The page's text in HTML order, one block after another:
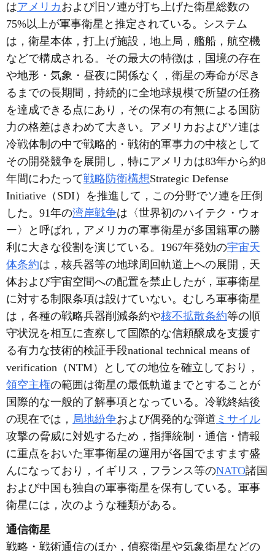
はアメリカおよび旧ソ連が打ち上げた衛星総数の
75%以上が軍事衛星と推定されている。システム
は，衛星本体，打上げ施設，地上局，艦船，航空機
などで構成される。その最大の特徴は，国境の存在
や地形・気象・昼夜に関係なく，衛星の寿命が尽き
るまでの長期間，持続的に全地球規模で所望の任務
を達成できる点にあり，その保有の有無による国防
力の格差はきわめて大きい。アメリカおよびソ連は
冷戦体制の中で戦略的・戦術的軍事力の中核として
その開発競争を展開し，特にアメリカは83年から約8
年間にわたって戦略防衛構想Strategic Defense
Initiative（SDI）を推進して，この分野でソ連を圧倒
した。91年の湾岸戦争は〈世界初のハイテク・ウォ
ー〉と呼ばれ，アメリカの軍事衛星が多国籍軍の勝
利に大きな役割を演じている。1967年発効の宇宙天
体条約は，核兵器等の地球周回軌道上への展開，天
体および宇宙空間への配置を禁止したが，軍事衛星
に対する制限条項は設けていない。むしろ軍事衛星
は，各種の戦略兵器削減条約や核不拡散条約等の順
守状況を相互に査察して国際的な信頼醸成を支援す
る有力な技術的検証手段national technical means of
verification（NTM）としての地位を確立しており，
領空主権の範囲は衛星の最低軌道までとすることが
国際的な一般的了解事項となっている。冷戦終結後
の現在では， 局地紛争および偶発的な弾道 ミサイル
攻撃の脅威に対処するため，指揮統制・通信・情報
に重点をおいた軍事衛星の運用が各国でますます盛
んになっており，イギリス，フランス等のNATO諸国
および中国も独自の軍事衛星を保有している。軍事
衛星には，次のような種類がある。
通信衛星
戦略・戦術通信のほか，偵察衛星や気象衛星などの